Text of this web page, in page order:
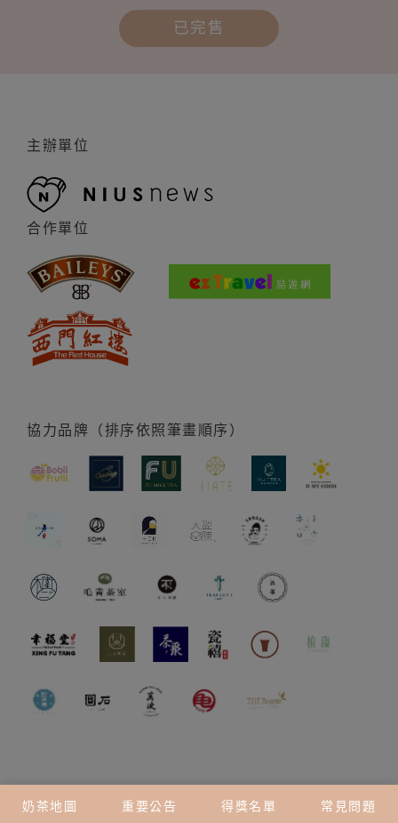
已完售
主辦單位
合作單位
協力品牌（排序依照筆畫順序）
奶茶地圖 重要公告 得獎名單 常見問題